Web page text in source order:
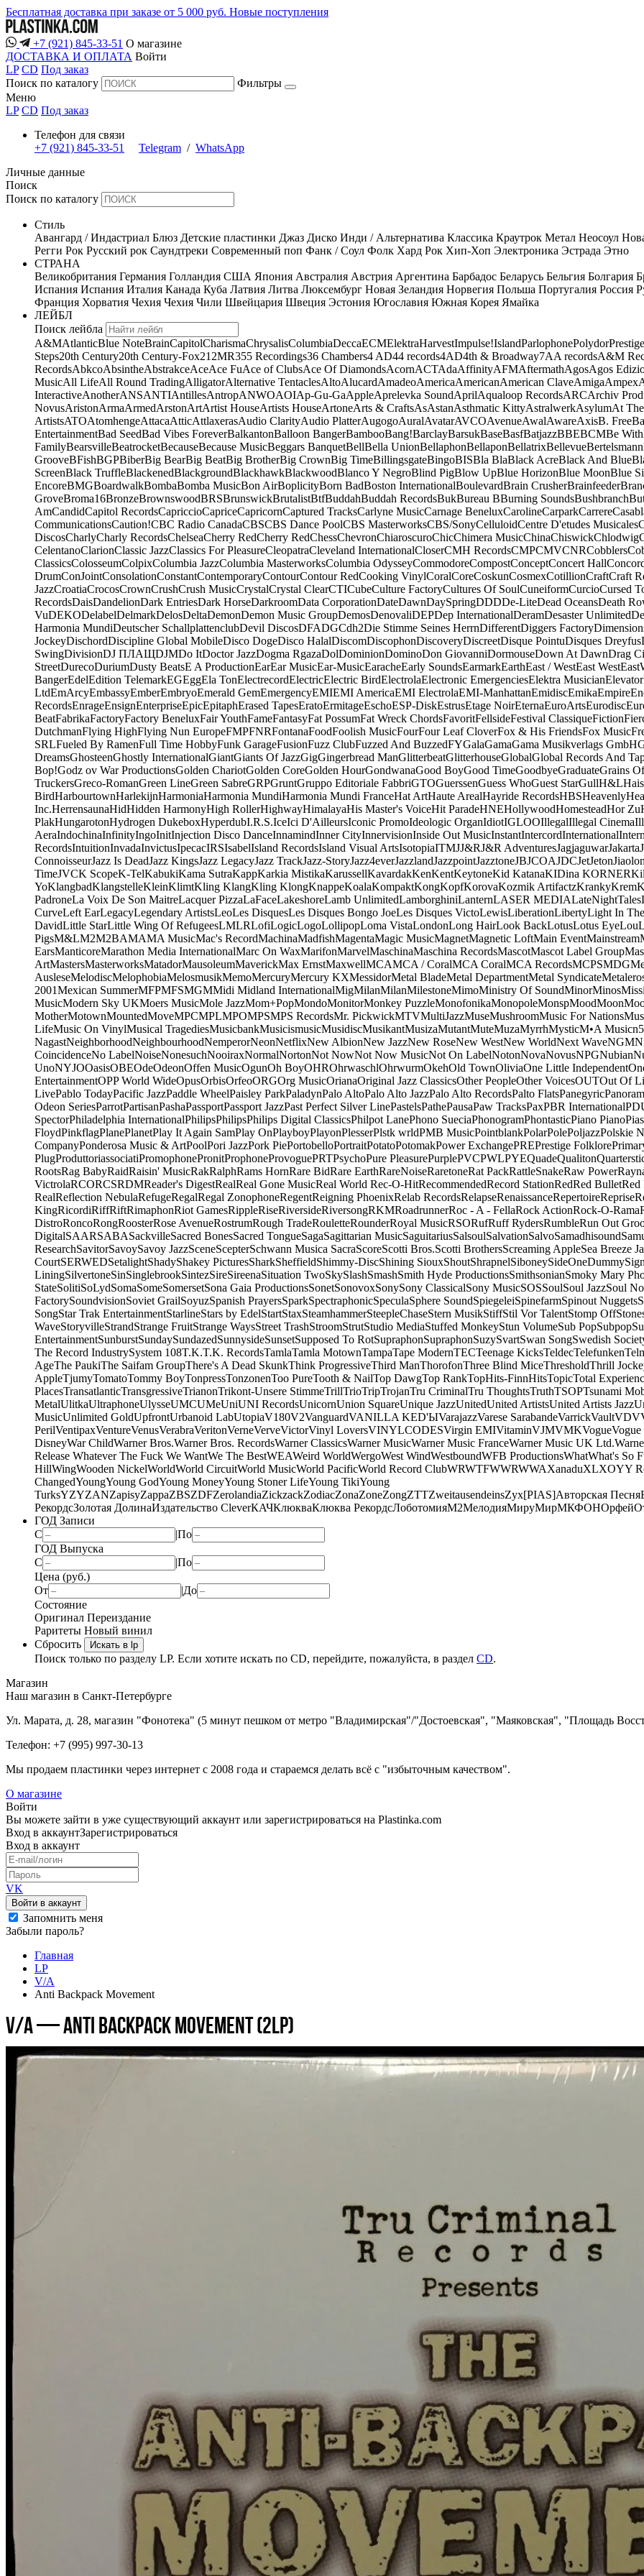
Бесплатная доставка при заказе от 5 000 руб. Новые поступления
+7 (921) 845-33-51 О магазине
ДОСТАВКА И ОПЛАТА Войти
LP CD Под заказ
Поиск по каталогу
Фильтры
Меню
LP CD Под заказ
Телефон для связи
+7 (921) 845-33-51
Telegram / WhatsApp
Личные данные
Поиск
Поиск по каталогу
Стиль
Авангард / Индастриал Блюз Детские пластинки Джаз Диско Инди / Альтернатива Классика Краутрок Метал Неосоул
Регги Рок Русский рок Саундтреки Современный поп Фанк / Соул Фолк Хард Рок Хип-Хоп Электроника Эстрада Этно
СТРАНА
Великобритания Германия Голландия США Япония Австралия Австрия Аргентина Барбадос Беларусь Бельгия Болгария
Испания Испания Италия Канада Куба Латвия Литва Люксембург Новая Зеландия Норвегия Польша Португалия Россия
Франция Хорватия Чехия Чехия Чили Швейцария Швеция Эстония Югославия Южная Корея Ямайка
ЛЕЙБЛ
Поиск лейбла
A&MAtlanticBlue NoteBrainCapitolCharismaChrysalisColumbiaDeccaECMElektraHarvestImpulse!IslandParlophonePolydorPrestige
Steps20th Century20th Century-Fox21 2MR355 Recordings36 Chambers4 AD44 records4AD4th & Broadway7AA recordsA&M
RecordsAbkcoAbsintheAbstrakceAceAce FuAce of ClubsAce Of DiamondsAcornACTAdaAffinityAFMAftermathAgosAgos
MusicAll LifeAll Round TradingAlligatorAlternative TentaclesAltoAlucardAmadeoAmericaAmericanAmerican ClaveAmigaAmpex
InteractiveAnotherANSANTIAntillesAntropANWOAOIAp-Gu-GaAppleAprelevka SoundAprilAqualoop RecordsARCArchiv
NovusAristonArmaArmedArstonArtArtist HouseArtists HouseArtoneArts & CraftsAsAstanAsthmatic KittyAstralwerkAsylumAt
ArtistsATOAtomhengeAttacaAtticAttlaxerasAudio ClarityAudio PlatterAugogoAuralAvatarAVCOAvenueAwalAwareAxisB. Free
EntertainmentBad SeedBad Vibes ForeverBalkantonBalloon BangerBambooBang!BarclayBarsukBaseBasfBatjazzBBEBCMBe With
FamilyBearsvilleBeatrocketBecauseBecause MusicBeggars BanquetBellBella UnionBellaphonBellaponBellatrixBellevueBertelsmann
GrooveBFishBGPBiberBig BearBig BeatBig BrotherBig CrownBig TimeBillingsgateBingoBISBla BlaBlack AcreBlack And Blue
ScreenBlack TruffleBlackenedBlackgroundBlackhawkBlackwoodBlanco Y NegroBlind PigBlow UpBlue HorizonBlue MoonBlue
EncoreBMGBoardwalkBombaBomba MusicBon AirBoplicityBorn BadBoston InternationalBoulevardBrain CrusherBrainfeeder
GroveBroma16BronzeBrownswoodBRSBrunswickBrutalistBtfBuddahBuddah RecordsBukBureau BBurning SoundsBushbranch
AmCandidCapitol RecordsCapriccioCapriceCapricornCaptured TracksCarlyne MusicCarnage BeneluxCarolineCarparkCarrere
CommunicationsCaution!CBC Radio CanadaCBSCBS Dance PoolCBS MasterworksCBS/SonyCelluloidCentre D'etudes Musicales
DiscosCharlyCharly RecordsChelseaCherry RedCherry RedChessChevronChiaroscuroChicChimera MusicChinaChiswickChlodwig
CelentanoClarionClassic JazzClassics For PleasureCleopatraCleveland InternationalCloserCMH RecordsCMPCMVCNRCobblers
ClassicsColosseumColpixColumbia JazzColumbia MasterworksColumbia OdysseyCommodoreCompostConceptConcert Hall
DrumConJointConsolationConstantContemporaryContourContour RedCooking VinylCoralCoreCoskunCosmexCotillionCraftCraft
JazzCroatiaCrocosCrownCrushCrush MusicCrystalCrystal ClearCTICubeCulture FactoryCultures Of SoulCuneiformCurcioCursed
RecordsDaisDandelionDark EntriesDark HorseDarkroomData CorporationDateDawnDaySpringDDDDe-LiteDead OceansDeath
VuDEKODelabelDelmarkDelosDeltaDemonDemon Music GroupDemosDenovaliDEPDep InternationalDeramDesaster Unlimited
Harmonia MundiDeutscher SchallplattenclubDevil DiscosDFADGCdh2Die Stimme Seines HerrnDifferentDiggers Factory
JockeyDischordDiscipline Global MobileDisco DogeDisco HalalDiscomDiscophonDiscoveryDiscreetDisque PointuDisques Dreyfus
SwingDivisionDJ ПЛАЩDJMDo ItDoctor JazzDogma RgazaDolDominionDominoDon GiovanniDormouseDown At DawnDrag
StreetDurecoDuriumDusty BeatsE A ProductionEarEar MusicEar-MusicEaracheEarly SoundsEarmarkEarthEast / WestEast West
BangerEdelEdition TelemarkEGEggEla TonElectrecordElectricElectric BirdElectrolaElectronic EmergenciesElektra MusicianElevator
LtdEmArcyEmbassyEmberEmbryoEmerald GemEmergencyEMIEMI AmericaEMI ElectrolaEMI-ManhattanEmidiscEmikaEmpire
RecordsEnrageEnsignEnterpriseEpicEpitaphErased TapesEratoErmitageEschoESP-DiskEstrusEtage NoirEternaEuroArtsEurodisc
BeatFabrikaFactoryFactory BeneluxFair YouthFameFantasyFat PossumFat Wreck ChordsFavoritFellsideFestival ClassiqueFiction
DutchmanFlying HighFlying Nun EuropeFMPFNRFontanaFoodFoolish MusicFourFour Leaf CloverFox & His FriendsFox Music
SRLFueled By RamenFull Time HobbyFunk GarageFusionFuzz ClubFuzzed And BuzzedFYGalaGamaGama Musikverlags GmbH
DreamsGhosteenGhostly InternationalGiantGiants Of JazzGigGingerbread ManGlitterbeatGlitterhouseGlobalGlobal Records And
Bop!Godz ov War ProductionsGolden ChariotGolden CoreGolden HourGondwanaGood BoyGood TimeGoodbyeGraduateGrains
TruckersGreco-RomanGreen LineGreen SabreGRPGruntGruppo Editoriale FabbriGTOGuerssenGuess WhoGuest StarGullH&L
BirdHarbourtownHarlekijnHarmoniaHarmonia MundiHarmonia Mundi FranceHat ArtHaute ArealHayride RecordsHBSHeavenly
Inc.HerrensaunaHidHidden HarmonyHigh RollerHighwayHimalayaHis Master's VoiceHit ParadeHNEHollywoodHomesteadHor Zu
PlakHungarotonHydrogen DukeboxHyperdubI.R.S.IceIci D'AilleursIconic PromoIdeologic OrganIdiotIGLOOIllegalIllegal Cinema
AeraIndochinaInfinityIngoInitInjection Disco DanceInnamindInner CityInnervisionInside Out MusicInstantIntercordInternational
RecordsIntuitionInvadaInvictusIpecacIRSIsabelIsland RecordsIsland Visual ArtsIsotopiaITMJJ&RJ&R AdventuresJagjaguwarJakarta
ConnoisseurJazz Is DeadJazz KingsJazz LegacyJazz TrackJazz-StoryJazz4everJazzlandJazzpointJazztoneJBJCOAJDCJetJeton
TimeJVCK ScopeK-TelKabukiKama SutraKappKarkia MistikaKarussellKavardakKenKentKeytoneKid KatanaKIDina KORNER
YoKlangbadKlangstelleKleinKlimtKling KlangKling KlongKnappeKoalaKompaktKongKopfKorovaKozmik ArtifactzKrankyKrem
PadroneLa Voix De Son MaitreLacquer PizzaLaFaceLakeshoreLamb UnlimitedLamborghiniLanternLASER MEDIALateNightTales
CurveLeft EarLegacyLegendary ArtistsLeoLes DisquesLes Disques Bongo JoeLes Disques VictoLewisLiberationLibertyLight In
DavidLittle StarLittle Wing Of RefugeesLMLRLofiLogicLogoLollipopLoma VistaLondonLong HairLook BackLotusLotus EyeLou
PigsM&LM2M2BAMAMA MusicMac's RecordMachinaMadfishMagentaMagic MusicMagnetMagnetic LoftMain EventMainstream
EarsManticoreMarathon Media InternationalMarc On WaxMarifonMarvelMaschinaMaschina RecordsMascotMascot Label Group
ArtMastersMasterworksMatadorMausoleumMaverickMax ErnstMaxwellMCAMCA / CoralMCA CoralMCA RecordsMCPSMDG
AusleseMelodiscMelophobiaMelosmusikMemoMercuryMercury KXMessidorMetal BladeMetal DepartmentMetal Syndicate
2001Mexican SummerMFPMFSMGMMidi Midland InternationalMigMilanMilanMilestoneMimoMinistry Of SoundMinorMinos
MusicModern Sky UKMoers MusicMole JazzMom+PopMondoMonitorMonkey PuzzleMonofonikaMonopoleMonspMoodMoon
MotherMotownMountedMoveMPCMPLMPOMPSMPS RecordsMr. PickwickMTVMultiJazzMuseMushroomMusic For Nations
LifeMusic On VinylMusical TragediesMusicbankMusicismusicMusidiscMusikantMusizaMutantMuteMuzaMyrrhMysticM•A Music
NagastNeighborhoodNeighbourhoodNemperorNeonNetflixNew AlbionNew JazzNew RoseNew WestNew WorldNext WaveNGM
CoincidenceNo LabelNoiseNonesuchNooiraxNormalNortonNot NowNot Now MusicNot On LabelNotonNovaNovusNPGNubian
UnoNYJOOasisOBEOdeOdeonOffen MusicOgunOh BoyOHROhrwaschlOhrwurmOkehOld TownOliviaOne Little Independent
EntertainmentOPP World WideOpusOrbisOrfeoORGOrg MusicOrianaOriginal Jazz ClassicsOther PeopleOther VoicesOUTOut Of
LivePablo TodayPacific JazzPaddle WheelPaisley ParkPaladynPalo AltoPalo Alto JazzPalo Alto RecordsPalto FlatsPanegyric
Odeon SeriesParrotPartisanPashaPassportPassport JazzPast Perfect Silver LinePastelsPathePausaPaw TracksPaxPBR International
SpectorPhiladelphia InternationalPhilipsPhilipsPhilips Digital ClassicsPhilpot LanePhono SueciaPhonogramPhontasticPiano PianoPias
FloydPinkflagPlanePlanetPlay It Again SamPlay OnPlayboyPlayonPlesserPlstk wrldPMB MusicPointblankPolarPolePoljazzPolskie
CompanyPonderosa Music & ArtPoolPori JazzPork PiePortobelloPortraitPotatoPotomakPower ExchangePREPrestige Folklore
PlugProduttoriassociatiPromophonePronitProphoneProvoguePRTPsychoPure PleasurePurplePVCPWLPYEQuadeQualiton
RootsRag BabyRaidRaisin' MusicRakRalphRams HornRare BidRare EarthRareNoiseRaretoneRat PackRattleSnakeRaw Power
VictrolaRCORCSRDMReader's DigestRealReal Gone MusicReal World Rec-O-HitRecommendedRecord StationRedRed BulletRed
RealReflection NebulaRefugeRegalRegal ZonophoneRegentReigning PhoenixRelab RecordsRelapseRenaissanceRepertoireReprise
KingRicordiRiffRiftRimaphonRiot GamesRippleRiseRiversideRiversongRKMRoadrunnerRoc - A - FellaRock ActionRock-O-Rama
DistroRoncoRongRoosterRose AvenueRostrumRough TradeRouletteRounderRoyal MusicRSORufRuff RydersRumbleRun Out
DigitalSAARSABASackvilleSacred BonesSacred TongueSagaSagittarian MusicSaguitariusSalsoulSalvationSalvoSamadhisound
ResearchSavitorSavoySavoy JazzSceneScepterSchwann Musica SacraScoreScotti Bros.Scotti BrothersScreaming AppleSea Breeze
CourtSERWEDSetalightShadyShakey PicturesSharkSheffieldShimmy-DiscShining SiouxShoutShrapnelSiboneySideOneDummy
LiningSilvertoneSinSinglebrookSintezSireSireenaSituation TwoSkySlashSmashSmith Hyde ProductionsSmithsonianSmoky Mary
StateSolitiSoLydSomaSomeSomersetSona Gaia ProductionsSonetSonovoxSonySony ClassicalSony MusicSOSSoulSoul JazzSoul
FactorySoundvisionSoviet GrailSoyuzSpanish PrayersSparkSpectraphonicSpeculaSphere SoundSpiegeleiSpinefarmSpinout Nuggets
SongStar Trak EntertainmentStarlineStars by EdelStartStaxSteamhammerSteepleChaseStern MusikStiffStil Vor TalentStomp Off
WaveStoryvilleStrandStrange FruitStrange WaysStreet TrashStroomStrutStudio MediaStuffed MonkeyStun VolumeSub PopSubpop
EntertainmentSunburstSundaySundazedSunnysideSunsetSupposed To RotSupraphonSupraphonSuzySvartSwan SongSwedish
The Record IndustrySystem 108T.K.T.K. RecordsTamlaTamla MotownTampaTape ModernTECTeenage KicksTeldecTelefunken
AgeThe PaukiThe Saifam GroupThere's A Dead SkunkThink ProgressiveThird ManThorofonThree Blind MiceThresholdThrill
AppleTjumyTomatoTommy BoyTonpressTonzonenToo PureTooth & NailTop DawgTop RankTopHits-FinnHitsTopicTotal
PlacesTransatlanticTransgressiveTrianonTrikont-Unsere StimmeTrillTrioTripTrojanTru CriminalTru ThoughtsTruthTSOPTsunami
MetalUlitkaUltraphoneUlysseUMCUMeUniUNI RecordsUnicornUnion SquareUnique JazzUnitedUnited ArtistsUnited Artists Jazz
MusicUnlimited GoldUpfrontUrbanoid LabUtopiaV180V2VanguardVANILLA KED'ЫVarajazzVarese SarabandeVarrickVaultVDV
PerilVentipaxVentureVenusVerabraVeritonVerneVerveVictorVinyl LoversVINYLCODESVirgin EMIVitaminVJMVMKVogueVogue
DisneyWar ChildWarner Bros.Warner Bros. RecordsWarner ClassicsWarner MusicWarner Music FranceWarner Music UK Ltd.
Release Whatever The Fuck We WantWe The BestWEAWeird WorldWergoWest WindWestboundWFB ProductionsWhatWhat's So
HillWingWooden NickelWorldWorld CircuitWorld MusicWorld PacificWorld Record ClubWRWTFWWRWWAXanaduXLXOYY
ChangedYoungYoung GodYoung MoneyYoung Stoner LifeYoung TikiYoung
TurksYZYZANZapisyZappaZBSZDFZerolandiaZickzackZodiacZonaZoneZongZTTZweitausendeinsZyx[PIAS]Авторская Песня
РекордсЗолотая ДолинаИздательство CleverКАЧКлюкваКлюква РекордсЛоботомияМ2МелодияМируМирМКФОНОрфей
ГОД Записи
С
|По
ГОД Выпуска
С
|По
Цена (руб.)
От
|До
Состояние
Оригинал Переиздание
Раритеты Новый винил
Сбросить
Искать в lp
Поиск только по разделу LP. Если хотите искать по CD, перейдите, пожалуйста, в раздел CD.
Магазин
Наш магазин в Санкт-Петербурге
Ул. Марата, д. 28, магазин "Фонотека" (5 минут пешком от метро "Владимирская"/"Достоевская", "Маяковская", "Площадь
Телефон: +7 (995) 997-30-13
Мы продаем пластинки через интернет c 2008 года и стараемся делать всё с "избыточным качеством".
О магазине
Войти
Вы можете зайти в уже существующий аккаунт или зарегистрироваться на Plastinka.com
Вход в аккаунтЗарегистрироваться
Вход в аккаунт
VK
Войти в аккаунт
Запомнить меня
Забыли пароль?
Главная
LP
V/A
Anti Backpack Movement
V/A — Anti Backpack Movement (2LP)